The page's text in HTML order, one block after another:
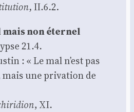
, II.6.2.
mais non éter­nel
21.4.
: « Le mal n’est pas
une pri­va­tion de
, XI.